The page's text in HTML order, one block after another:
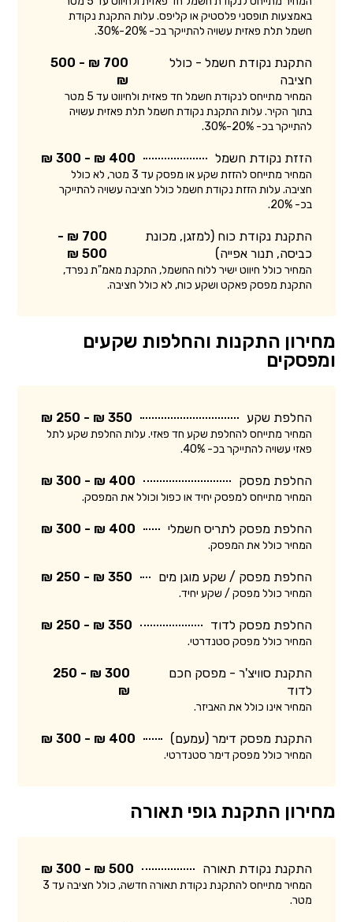
באמצעות תופסני פלסטיק או קליפס. עלות התקנת נקודת
חשמל תלת פאזית עשויה להתייקר בכ- 20%-30%.
התקנת נקודת חשמל - כולל
חציבה
700 ₪ - 500
₪
המחיר מתייחס לנקודת חשמל חד פאזית ולחיווט עד 5 מטר
בתוך הקיר. עלות התקנת נקודת חשמל תלת פאזית עשויה
להתייקר בכ- 20%-30%.
הזזת נקודת חשמל 400 ₪ - 300 ₪
המחיר מתייחס להזזת שקע או מפסק עד 3 מטר, לא כולל
חציבה. עלות הזזת נקודת חשמל כולל חציבה עשויה להתייקר
בכ- 20%.
התקנת נקודת כוח (למזגן, מכונת
כביסה, תנור אפייה)
700 ₪ -
500 ₪
המחיר כולל חיווט ישיר ללוח החשמל, התקנת מאמ"ת נפרד,
התקנת מפסק פאקט ושקע כוח, לא כולל חציבה.
מחירון התקנות והחלפות שקעים
ומפסקים
החלפת שקע 350 ₪ - 250 ₪
המחיר מתייחס להחלפת שקע חד פאזי. עלות החלפת שקע לתל
פאזי עשויה להתייקר בכ- 40%.
החלפת מפסק 400 ₪ - 300 ₪
המחיר מתייחס למפסק יחיד או כפול וכולל את המפסק.
החלפת מפסק לתריס חשמלי 400 ₪ - 300 ₪
המחיר כולל את המפסק.
החלפת מפסק / שקע מוגן מים 350 ₪ - 250 ₪
המחיר כולל מפסק / שקע יחיד.
החלפת מפסק לדוד 350 ₪ - 250 ₪
המחיר כולל מפסק סטנדרטי.
התקנת סוויצ'ר - מפסק חכם
לדוד
300 ₪ - 250
₪
המחיר אינו כולל את האביזר.
התקנת מפסק דימר (עמעם) 400 ₪ - 300 ₪
המחיר כולל מפסק דימר סטנדרטי.
מחירון התקנת גופי תאורה
התקנת נקודת תאורה 500 ₪ - 300 ₪
המחיר מתייחס להתקנת נקודת תאורה חדשה, כולל חציבה עד 3
מטר.